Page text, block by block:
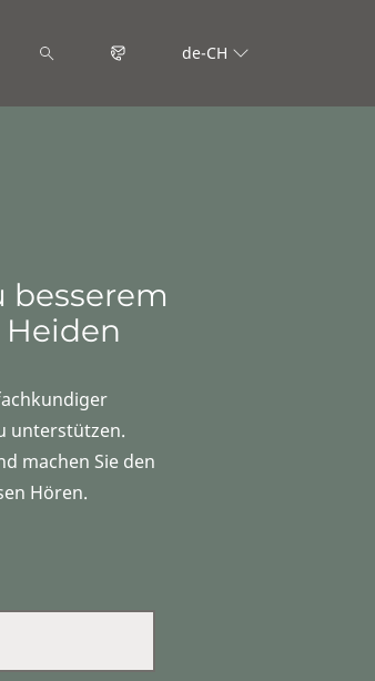
de-CH
besserem
unterstützen.
machen Sie den
Hören.